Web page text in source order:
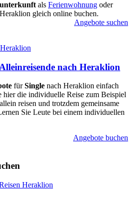
als Ferienwohnung oder
gleich online buchen.
Angebote suchen
nach Heraklion
fürSingle nach Heraklion einfach
hier die individuelle Reise zum Beispiel
reisen und trotzdem gemeinsame
Sie Leute bei einem individuellen
Angebote buchen